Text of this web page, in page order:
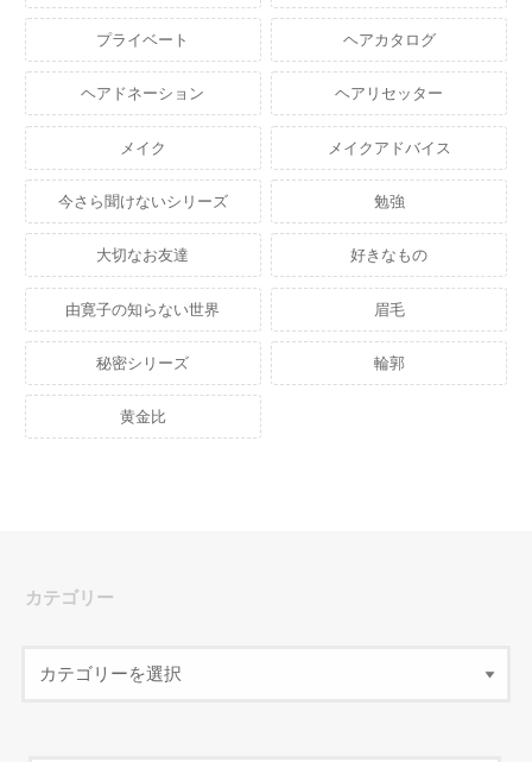
プライベート ヘアカタログ
ヘアドネーション ヘアリセッター
メイク メイクアドバイス
今さら聞けないシリーズ 勉強
大切なお友達 好きなもの
由寛子の知らない世界 眉毛
秘密シリーズ 輪郭
黄金比
カテゴリー